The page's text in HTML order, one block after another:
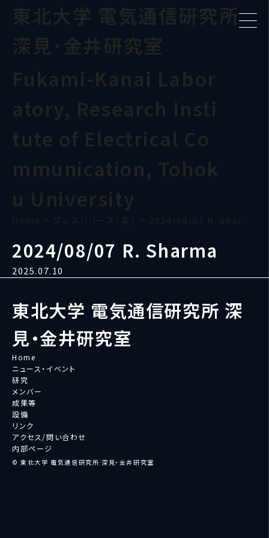
東北大学 電気通信研究所
深見･金井研究室
Fukami-Kanai Labor
atory, Research Insti
tute of Electrical Co
mmunication, Tohok
u University
Home > プレスリリース（英） > 2024/08/07 R. Sharma
2024/08/07 R. Sharma
2025.07.10
東北大学 電気通信研究所 深
見・金井研究室
Home
ニュース・イベント
研究
メンバー
成果等
設備
リンク
アクセス/問い合わせ
内部ページ
© 東北大学 電気通信研究所 深見・金井研究室